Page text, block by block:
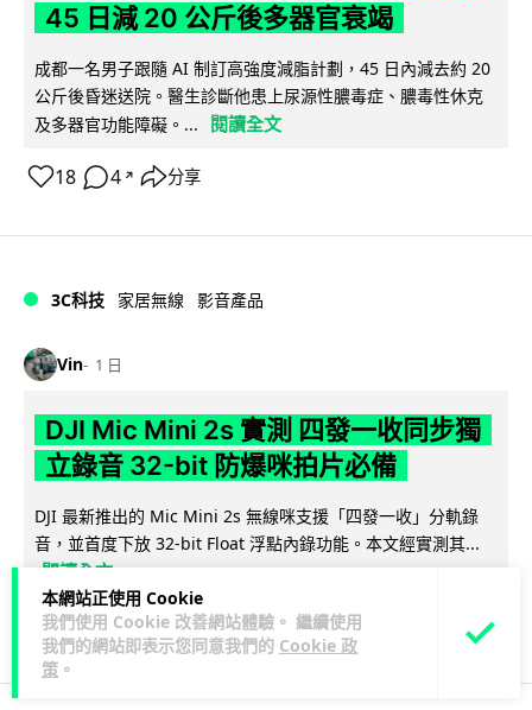
本網站正使用 Cookie
我們使用 Cookie 改善網站體驗。 繼續使用
我們的網站即表示您同意我們的 Cookie 政
策 。
45 日減 20 公斤後多器官衰竭
成都一名男子跟隨 AI 制訂高強度減脂計劃，45 日內減去約 20
公斤後昏迷送院。醫生診斷他患上尿源性膿毒症、膿毒性休克
及多器官功能障礙。...
閱讀全文
18 4 ↗ 分享
3C科技 家居無線 影音產品
Vin 1 日
DJI Mic Mini 2s 實測 四發一收同步獨
立錄音 32-bit 防爆咪拍片必備
DJI 最新推出的 Mic Mini 2s 無線咪支援「四發一收」分軌錄
音，並首度下放 32-bit Float 浮點內錄功能。本文經實測其...
閱讀全文
249 1 ↗ 分享